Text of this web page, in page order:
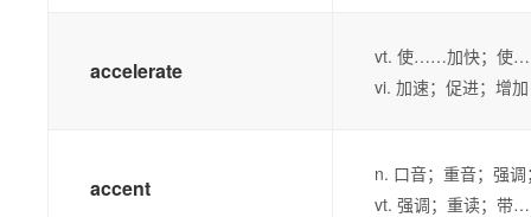
accelerate
vt. 使……加快；使
vi. 加速；促进；增加
accent
n. 口音；重音；强
vt. 强调；重读；带